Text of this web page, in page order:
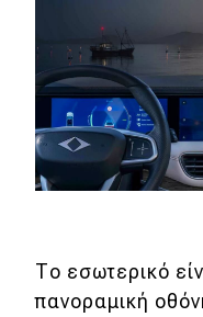
Το εσωτερικό
πανοραμική